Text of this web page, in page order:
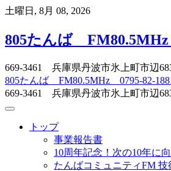
Skip
content
土曜日, 8月 08, 2026
805たんば FM80.5MHz
669-3461 兵庫県丹波市氷上町市辺
805たんば FM80.5MHz 0795-82-
669-3461 兵庫県丹波市氷上町市辺
トップ
事業報告書
10周年記念！次の10年に
たんばコミュニティFM 技